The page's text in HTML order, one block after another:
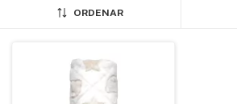
ORDENAR